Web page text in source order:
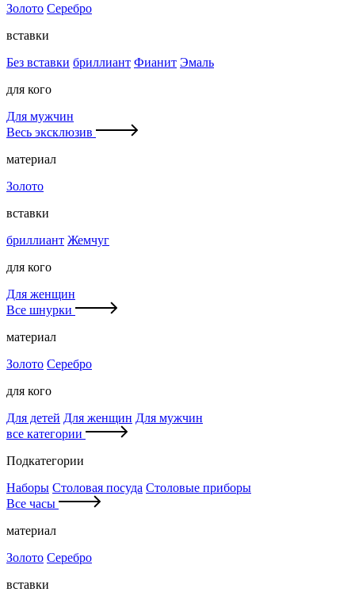
Золото Серебро
вставки
Без вставки бриллиант Фианит Эмаль
для кого
Для мужчин
Весь эксклюзив
материал
Золото
вставки
бриллиант Жемчуг
для кого
Для женщин
Все шнурки
материал
Золото Серебро
для кого
Для детей Для женщин Для мужчин
все категории
Подкатегории
Наборы Столовая посуда Столовые приборы
Все часы
материал
Золото Серебро
вставки